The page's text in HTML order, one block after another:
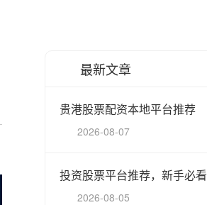
最新文章
贵港股票配资本地平台推荐
2026-08-07
投资股票平台推荐，新手必看
2026-08-05